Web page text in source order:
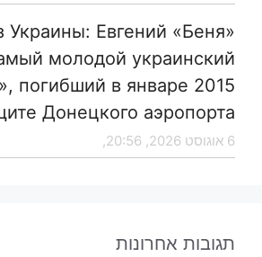
Украины: Евгений «Беня»
молодой украинский
погибший в январе 2015
Донецкого аэропорта
6 אוגוסט 2026, 20:56,
תגובות אחרונות